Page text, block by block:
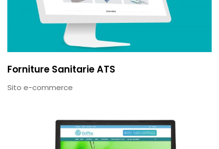
Forniture Sanitarie ATS
Sito e-commerce